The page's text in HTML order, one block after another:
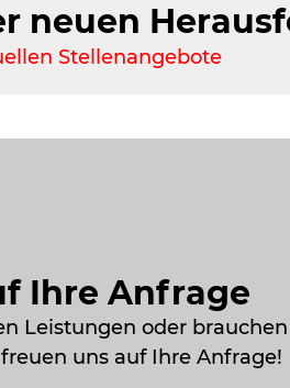
neuen
Stellenangebote
Ihre Anfrage
Leistungen oder
uns auf Ihre Anfrage!